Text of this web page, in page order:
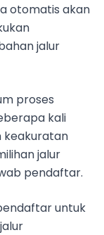
otomatis akan
jalur
proses
kali
keakuratan
jalur
pendaftar.
untuk